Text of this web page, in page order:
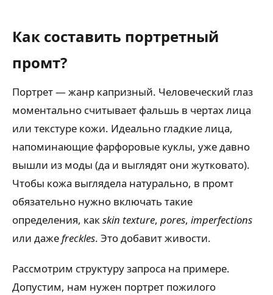
Как составить портретный
промт?
Портрет — жанр капризный. Человеческий глаз
моментально считывает фальшь в чертах лица
или текстуре кожи. Идеально гладкие лица,
напоминающие фарфоровые куклы, уже давно
вышли из моды (да и выглядят они жутковато).
Чтобы кожа выглядела натурально, в промт
обязательно нужно включать такие
определения, какskin texture, pores, imperfections
или дажеfreckles. Это добавит живости.
Рассмотрим структуру запроса на примере.
Допустим, нам нужен портрет пожилого